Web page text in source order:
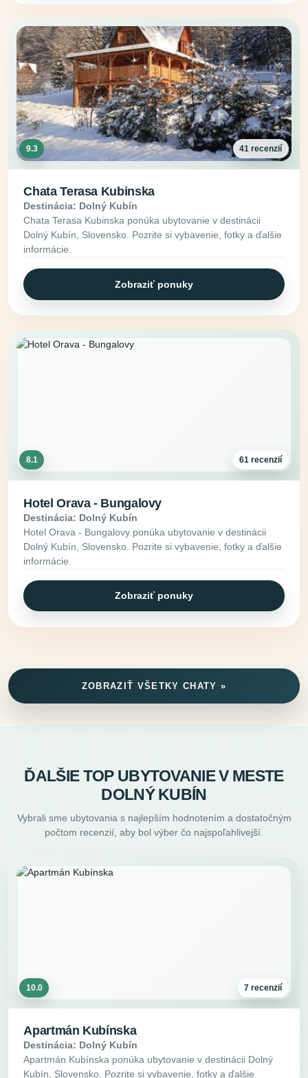
9.3 41 recenzií
Chata Terasa Kubinska
Destinácia: Dolný Kubín
Chata Terasa Kubinska ponúka ubytovanie v destinácii
Dolný Kubín, Slovensko. Pozrite si vybavenie, fotky a ďalšie
informácie.
Zobraziť ponuky
8.1 61 recenzií
Hotel Orava - Bungalovy
Destinácia: Dolný Kubín
Hotel Orava - Bungalovy ponúka ubytovanie v destinácii
Dolný Kubín, Slovensko. Pozrite si vybavenie, fotky a ďalšie
informácie.
Zobraziť ponuky
ZOBRAZIŤ VŠETKY CHATY »
ĎALŠIE TOP UBYTOVANIE V MESTE
DOLNÝ KUBÍN
Vybrali sme ubytovania s najlepším hodnotením a dostatočným
počtom recenzií, aby bol výber čo najspoľahlivejší.
10.0 7 recenzií
Apartmán Kubínska
Destinácia: Dolný Kubín
Apartmán Kubínska ponúka ubytovanie v destinácii Dolný
Kubín, Slovensko. Pozrite si vybavenie, fotky a ďalšie